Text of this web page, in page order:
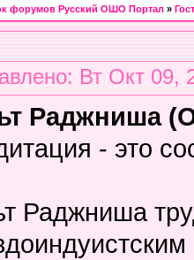
форумов Русский ОШО Портал »
Вт Окт 09,
Раджниша
- это
Раджниша